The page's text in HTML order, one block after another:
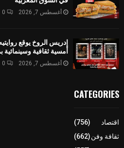
أغسطس 7, 2026 0
إدريس الروخ يوقع
أمسية ثقافية وسينمائية
أغسطس 7, 2026 0
CATEGORIES
اقتصاد
(756)
ثقافة وفن(662)